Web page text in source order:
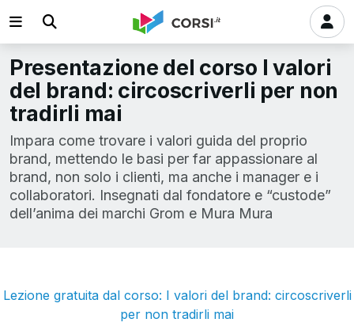
Presentazione del corso I valori
del brand: circoscriverli per non
tradirli mai
Impara come trovare i valori guida del proprio
brand, mettendo le basi per far appassionare al
brand, non solo i clienti, ma anche i manager e i
collaboratori. Insegnati dal fondatore e “custode”
dell’anima dei marchi Grom e Mura Mura
Lezione gratuita dal corso: I valori del brand: circoscriverli
per non tradirli mai